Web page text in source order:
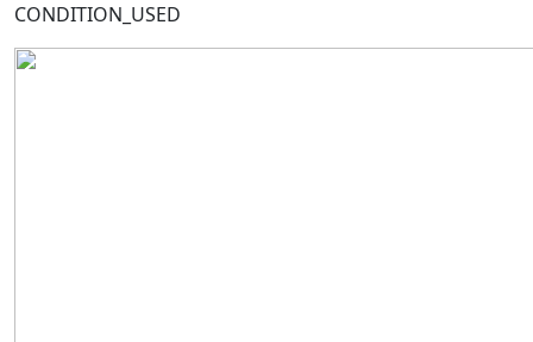
CONDITION_USED
Obrázek